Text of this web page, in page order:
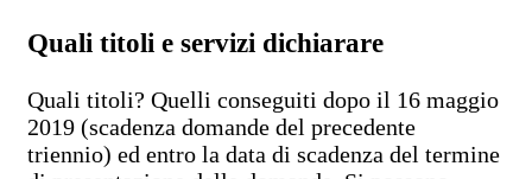
Quali titoli e servizi dichiarare
Quali titoli? Quelli conseguiti dopo il 16 maggio
2019 (scadenza domande del precedente
triennio) ed entro la data di scadenza del termine